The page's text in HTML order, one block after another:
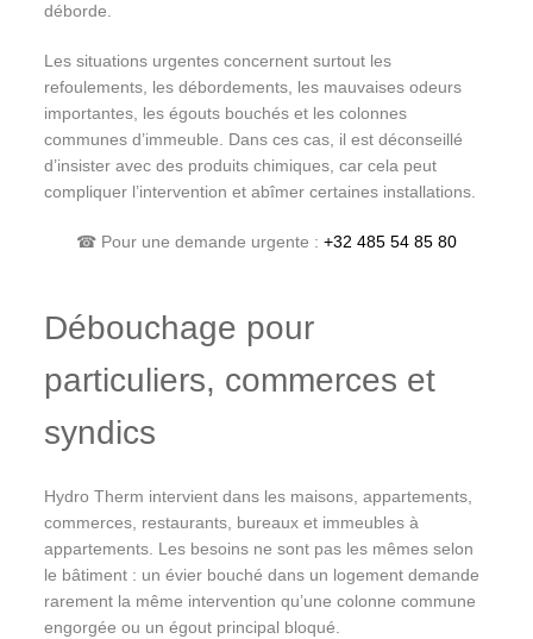
déborde.
Les situations urgentes concernent surtout les
refoulements, les débordements, les mauvaises odeurs
importantes, les égouts bouchés et les colonnes
communes d’immeuble. Dans ces cas, il est déconseillé
d’insister avec des produits chimiques, car cela peut
compliquer l’intervention et abîmer certaines installations.
☎ Pour une demande urgente : +32 485 54 85 80
Débouchage pour
particuliers, commerces et
syndics
Hydro Therm intervient dans les maisons, appartements,
commerces, restaurants, bureaux et immeubles à
appartements. Les besoins ne sont pas les mêmes selon
le bâtiment : un évier bouché dans un logement demande
rarement la même intervention qu’une colonne commune
engorgée ou un égout principal bloqué.